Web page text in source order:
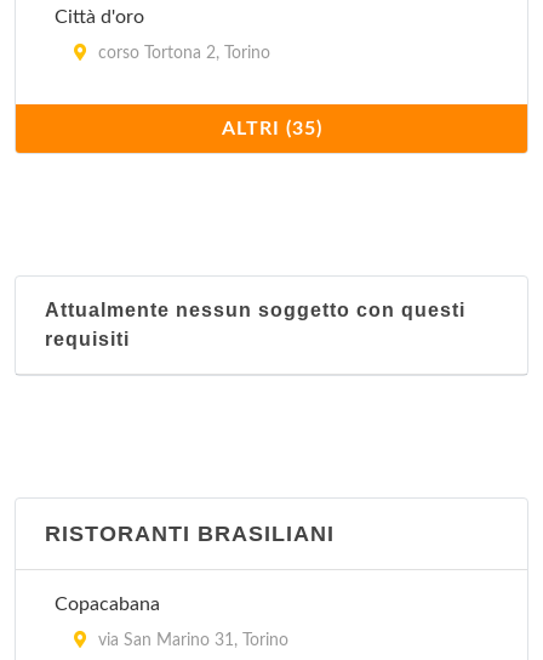
Città d'oro
corso Tortona 2, Torino
corso Moncalieri 216/c, Torino
Du cheng
ALTRI (35)
Attualmente nessun soggetto con questi
requisiti
RISTORANTI BRASILIANI
Copacabana
via San Marino 31, Torino